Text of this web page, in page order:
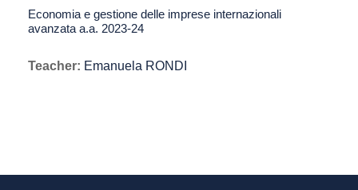
Economia e gestione delle imprese internazionali
avanzata a.a. 2023-24
Teacher: Emanuela RONDI